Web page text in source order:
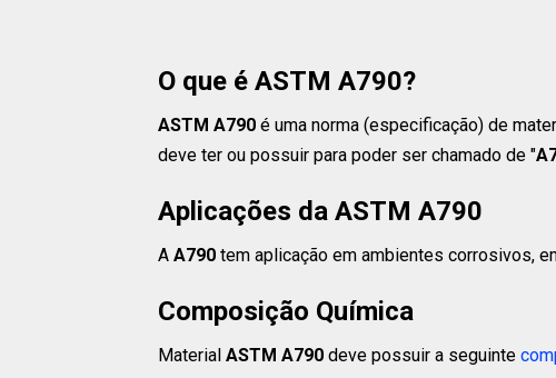
O que é ASTM A790?
ASTM A790 é uma norma (especificação) de
deve ter ou possuir para poder ser chamado de "
Aplicações da ASTM A790
A A790 tem aplicação em ambientes corrosivos,
Composição Química
Material ASTM A790 deve possuir a seguinte